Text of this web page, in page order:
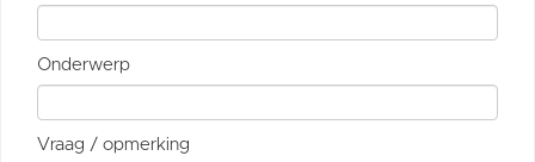
Onderwerp
Vraag / opmerking